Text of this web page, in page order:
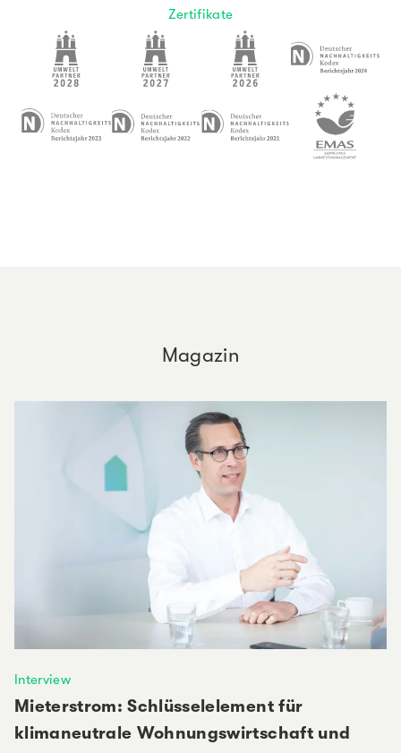
Zertifikate
Magazin
Interview
Mieterstrom: Schlüsselelement für
klimaneutrale Wohnungswirtschaft und